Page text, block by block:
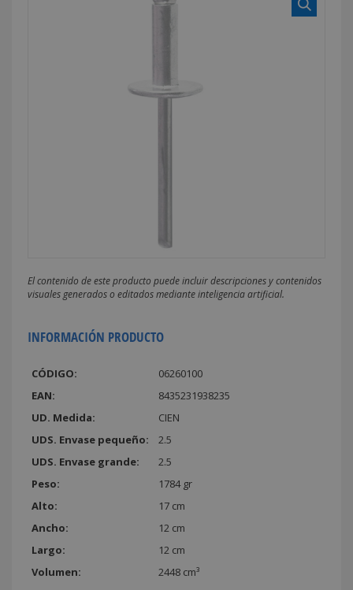
El contenido de este producto puede incluir descripciones y contenidos
visuales generados o editados mediante inteligencia artificial.
INFORMACIÓN PRODUCTO
CÓDIGO:
06260100
EAN:
8435231938235
UD. Medida:
CIEN
UDS. Envase pequeño:
2.5
UDS. Envase grande:
2.5
Peso:
1784 gr
Alto:
17 cm
Ancho:
12 cm
Largo:
12 cm
Volumen:
2448 cm³